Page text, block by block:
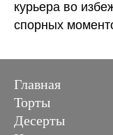
курьера во
спорных
Главная
Торты
Десерты